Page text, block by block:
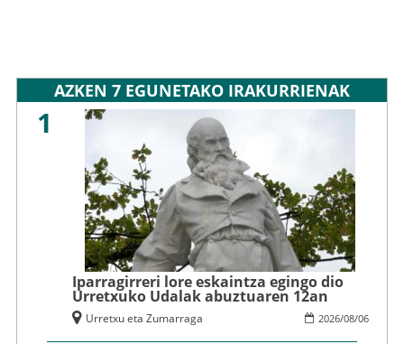
AZKEN 7 EGUNETAKO IRAKURRIENAK
1
Iparragirreri lore eskaintza egingo dio
Urretxuko Udalak abuztuaren 12an
2026/08/06
Urretxu eta Zumarraga